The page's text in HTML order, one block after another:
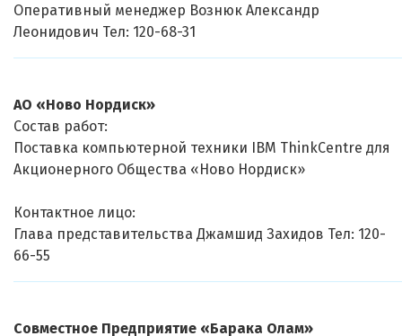
Оперативный менеджер Вознюк Александр
Леонидович Тел: 120-68-31
АО «Ново Нордиск»
Состав работ:
Поставка компьютерной техники IBM ThinkCentre для
Акционерного Общества «Ново Нордиск»
Контактное лицо:
Глава представительства Джамшид Захидов Тел: 120-
66-55
Совместное Предприятие «Барака Олам»